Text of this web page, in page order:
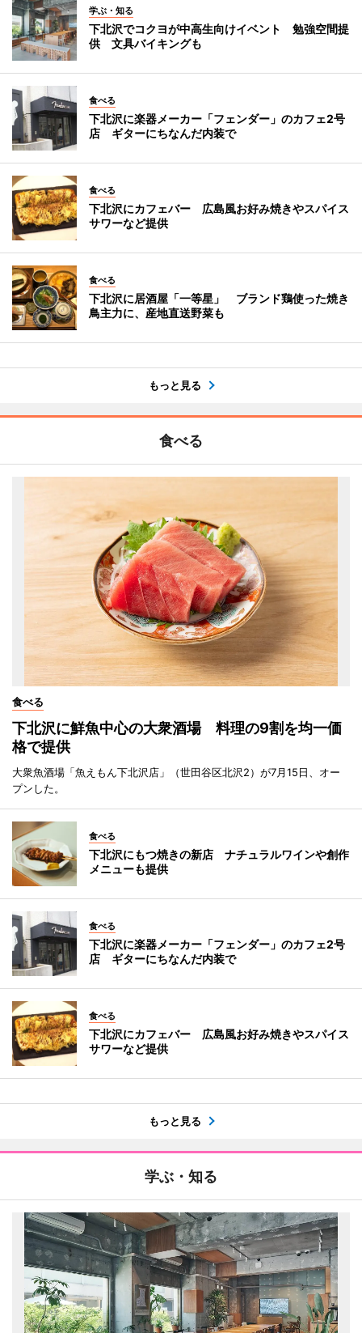
学ぶ・知る
下北沢でコクヨが中高生向けイベント 勉強空間提
供 文具バイキングも
食べる
下北沢に楽器メーカー「フェンダー」のカフェ2号
店 ギターにちなんだ内装で
食べる
下北沢にカフェバー 広島風お好み焼きやスパイス
サワーなど提供
食べる
下北沢に居酒屋「一等星」 ブランド鶏使った焼き
鳥主力に、産地直送野菜も
もっと見る
食べる
食べる
下北沢に鮮魚中心の大衆酒場 料理の9割を均一価
格で提供
大衆魚酒場「魚えもん下北沢店」（世田谷区北沢2）が7月15日、オー
プンした。
食べる
下北沢にもつ焼きの新店 ナチュラルワインや創作
メニューも提供
食べる
下北沢に楽器メーカー「フェンダー」のカフェ2号
店 ギターにちなんだ内装で
食べる
下北沢にカフェバー 広島風お好み焼きやスパイス
サワーなど提供
もっと見る
学ぶ・知る